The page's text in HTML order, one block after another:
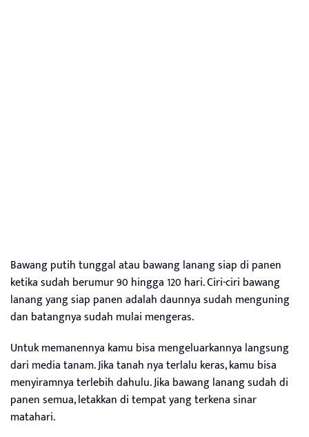
Bawang putih tunggal atau bawang lanang siap di panen
ketika sudah berumur 90 hingga 120 hari. Ciri-ciri bawang
lanang yang siap panen adalah daunnya sudah menguning
dan batangnya sudah mulai mengeras.
Untuk memanennya kamu bisa mengeluarkannya langsung
dari media tanam. Jika tanah nya terlalu keras, kamu bisa
menyiramnya terlebih dahulu. Jika bawang lanang sudah di
panen semua, letakkan di tempat yang terkena sinar
matahari.